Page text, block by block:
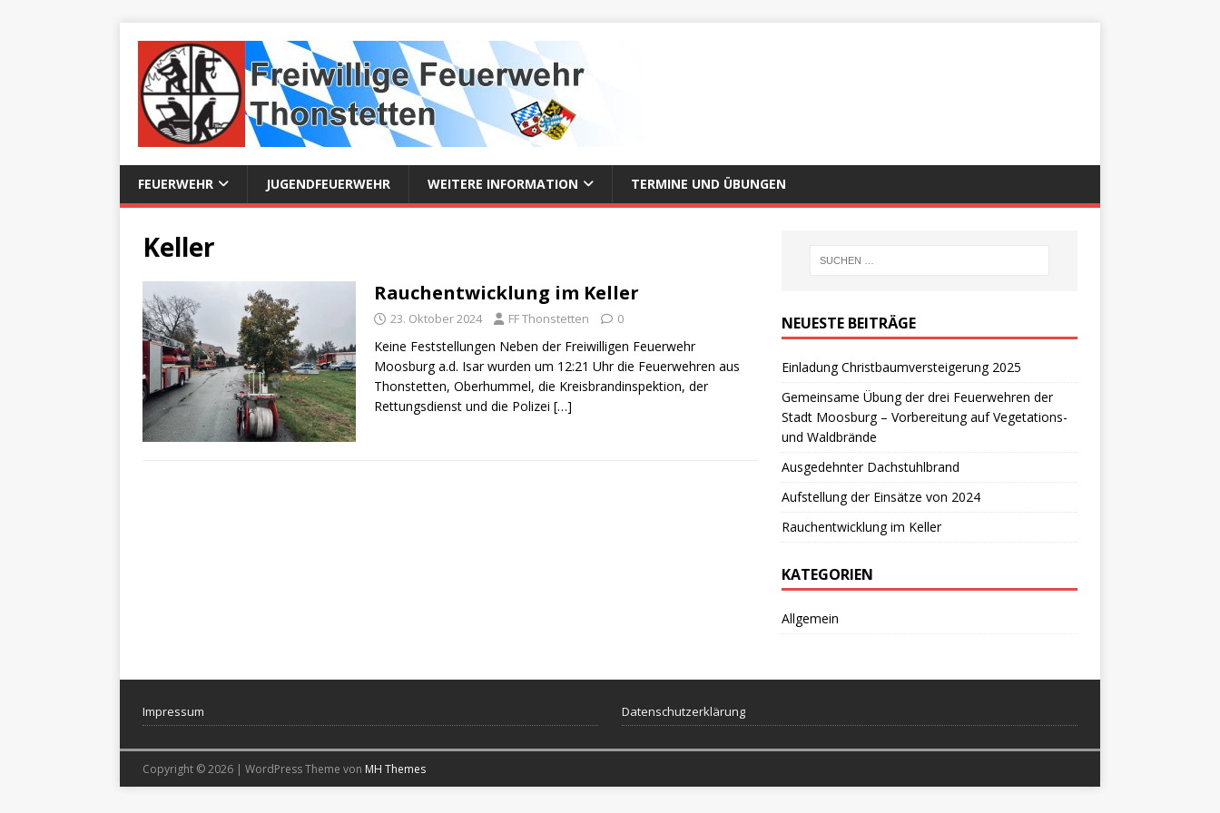
FEUERWEHR JUGENDFEUERWEHR WEITERE INFORMATION TERMINE UND ÜBUNGEN
Keller
Rauchentwicklung im Keller
23. Oktober 2024 FF Thonstetten 0
Keine Feststellungen Neben der Freiwilligen Feuerwehr
Moosburg a.d. Isar wurden um 12:21 Uhr die Feuerwehren aus
Thonstetten, Oberhummel, die Kreisbrandinspektion, der
Rettungsdienst und die Polizei […]
NEUESTE BEITRÄGE
Einladung Christbaumversteigerung 2025
Gemeinsame Übung der drei Feuerwehren der
Stadt Moosburg – Vorbereitung auf Vegetations-
und Waldbrände
Ausgedehnter Dachstuhlbrand
Aufstellung der Einsätze von 2024
Rauchentwicklung im Keller
KATEGORIEN
Allgemein
Impressum Datenschutzerklärung
Copyright © 2026 | WordPress Theme von MH Themes